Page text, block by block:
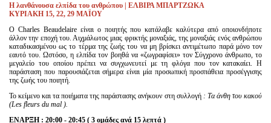
Η λανθάνουσα ελπίδα του ανθρώπου | ΕΛΒΙΡΑ ΜΠΑΡΤΖΩΚΑ
KΥΡΙΑΚΗ 15, 22, 29 ΜΑΪΟΥ
Ο Charles Beaudelaire είναι ο ποιητής που κατάλαβε καλύτερα από οποιονδήποτε
άλλον την εποχή του. Αιχμάλωτος μιας φρικτής μοναξιάς, της μοναξιάς ενός ανθρώπου
καταδικασμένου ως το τέρμα της ζωής του να μη βρίσκει αντιμέτωπο παρά μόνο τον
εαυτό του. Ωστόσο, η ελπίδα τον βοηθά να «ζωγραφίσει» τον Σύγχρονο άνθρωπο, το
μεγαλείο του οποίου πρέπει να συγχωνευτεί με τη φλόγα που τον κατακαίει. H
παράσταση που παρουσιάζεται σήμερα είναι μία προσωπική προσπάθεια προσέγγισης
της ζωής του ποιητή.
Το κείμενο και τα ποιήματα της παράστασης ανήκουν στη συλλογή : Τα άνθη του κακού
(Les fleurs du mal ).
ΕΝΑΡΞΗ : 20:00 - 20:45 ( 3 ομάδες ανά 15 λεπτά )